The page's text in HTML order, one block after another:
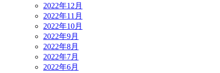
2022年12月
2022年11月
2022年10月
2022年9月
2022年8月
2022年7月
2022年6月